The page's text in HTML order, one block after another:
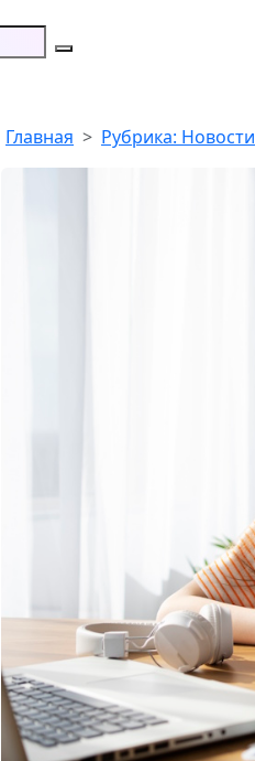
Главная Рубрика: Новости